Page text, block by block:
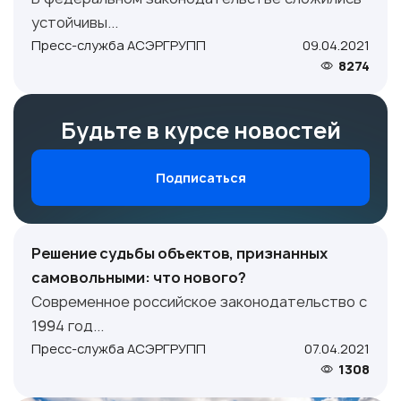
устойчивы...
Пресс-служба АСЭРГРУПП
09.04.2021
8274
Будьте в курсе новостей
Подписаться
Решение судьбы объектов, признанных
самовольными: что нового?
Современное российское законодательство с
1994 год...
Пресс-служба АСЭРГРУПП
07.04.2021
1308